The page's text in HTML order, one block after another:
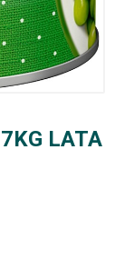
LATA